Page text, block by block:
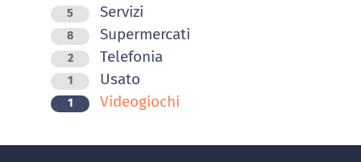
5 Servizi
8 Supermercati
2 Telefonia
1 Usato
1 Videogiochi